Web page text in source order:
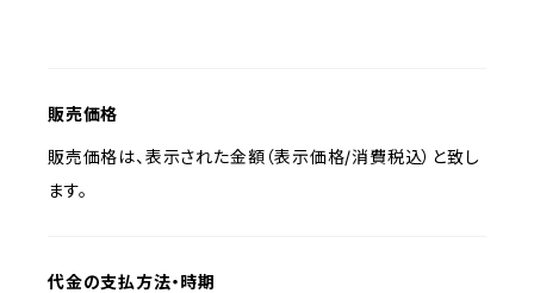
販売価格
販売価格は、表示された金額（表示価格/消費税込）と致し
ます。
代金の支払方法・時期